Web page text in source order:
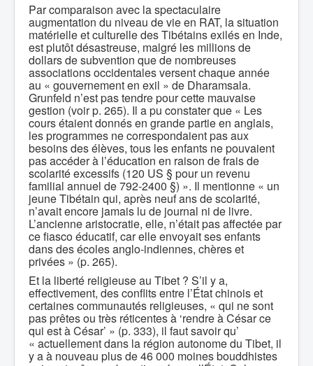
Par comparaison avec la spectaculaire
augmentation du niveau de vie en RAT, la situation
matérielle et culturelle des Tibétains exilés en Inde,
est plutôt désastreuse, malgré les millions de
dollars de subvention que de nombreuses
associations occidentales versent chaque année
au « gouvernement en exil » de Dharamsala.
Grunfeld n’est pas tendre pour cette mauvaise
gestion (voir p. 265). Il a pu constater que « Les
cours étaient donnés en grande partie en anglais,
les programmes ne correspondaient pas aux
besoins des élèves, tous les enfants ne pouvaient
pas accéder à l’éducation en raison de frais de
scolarité excessifs (120 US § pour un revenu
familial annuel de 792-2400 §) ». Il mentionne « un
jeune Tibétain qui, après neuf ans de scolarité,
n’avait encore jamais lu de journal ni de livre.
L’ancienne aristocratie, elle, n’était pas affectée par
ce fiasco éducatif, car elle envoyait ses enfants
dans des écoles anglo-indiennes, chères et
privées » (p. 265).
Et la liberté religieuse au Tibet ? S’il y a,
effectivement, des conflits entre l’État chinois et
certaines communautés religieuses, « qui ne sont
pas prêtes ou très réticentes à ‘rendre à César ce
qui est à César’ » (p. 333), il faut savoir qu’
« actuellement dans la région autonome du Tibet, il
y a à nouveau plus de 46 000 moines bouddhistes